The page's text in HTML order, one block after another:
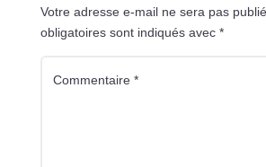
Votre adresse e-mail ne sera pas
obligatoires sont indiqués avec *